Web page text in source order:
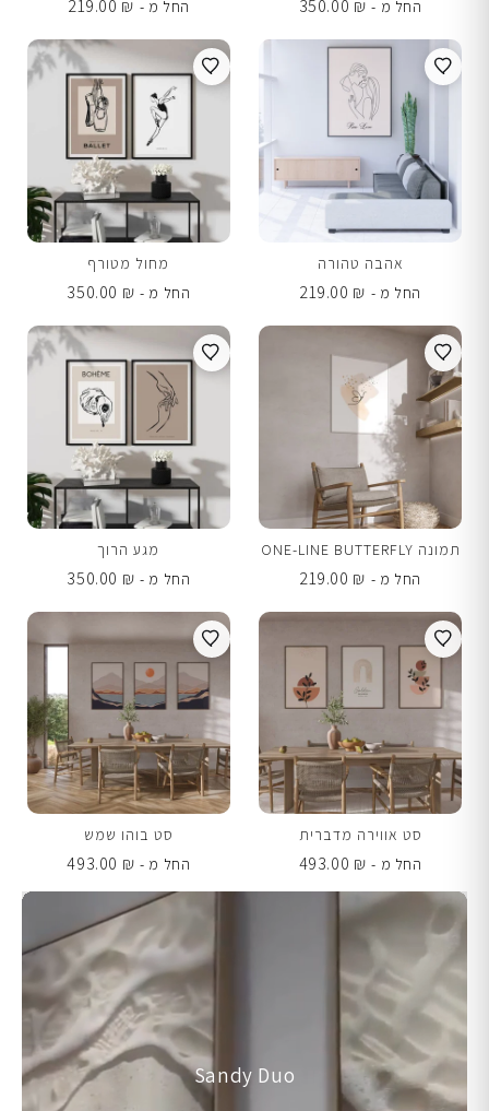
החל מ - 350.00 ₪ החל מ - 219.00 ₪
אהבה טהורה
החל מ -
219.00 ₪
מחול מטורף
החל מ -
350.00 ₪
תמונה ONE-LINE BUTTERFLY
החל מ -
219.00 ₪
מגע הרוך
החל מ -
350.00 ₪
סט אווירה מדברית
החל מ -
493.00 ₪
סט בוהו שמש
החל מ -
493.00 ₪
Sandy Duo